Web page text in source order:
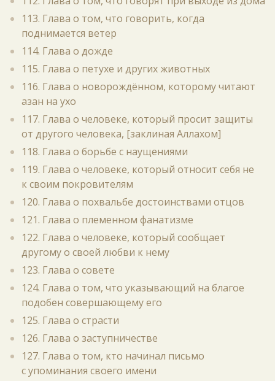
113. Глава о том, что говорить, когда
поднимается ветер
114. Глава о дожде
115. Глава о петухе и других животных
116. Глава о новорождённом, которому читают
азан на ухо
117. Глава о человеке, который просит защиты
от другого человека, [заклиная Аллахом]
118. Глава о борьбе с наущениями
119. Глава о человеке, который относит себя не
к своим покровителям
120. Глава о похвальбе достоинствами отцов
121. Глава о племенном фанатизме
122. Глава о человеке, который сообщает
другому о своей любви к нему
123. Глава о совете
124. Глава о том, что указывающий на благое
подобен совершающему его
125. Глава о страсти
126. Глава о заступничестве
127. Глава о том, кто начинал письмо
с упоминания своего имени